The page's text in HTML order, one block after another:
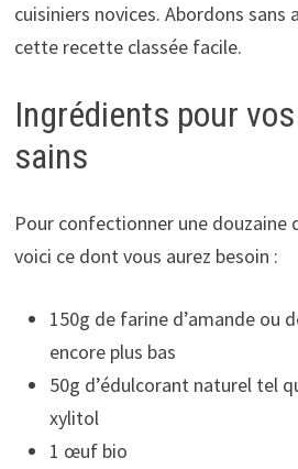
cuisiniers novices. Abordons
cette recette classée facile.
Ingrédients pour
sains
Pour confectionner une douzaine
voici ce dont vous aurez besoin :
150g de farine d’amande ou
encore plus bas
50g d’édulcorant naturel tel
xylitol
1 œuf bio